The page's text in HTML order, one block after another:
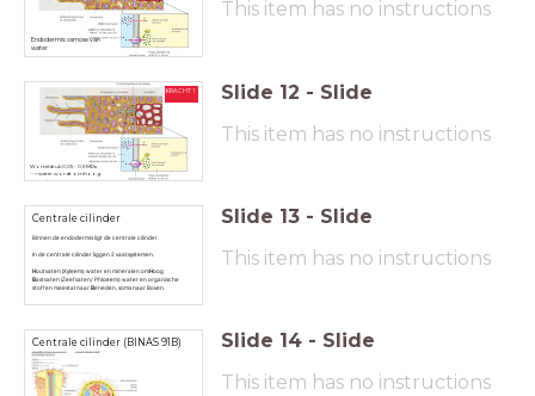
Endodermis: osmose van
water
This item has no instructions
Worteldruk 0,05 - 0,5 MPa
--> water wordt omhoog
geperst
KRACHT 1 Slide 12 - Slide
This item has no instructions
Centrale cilinder
Binnen de endodermis ligt de centrale cilinder.
In de centrale cilinder liggen 2 vaatsystemen:
Houtvaten (Xyleem): water en mineralen omHoog
Bastvaten (Zeefvaten/ Phloeem): water en organische
stoffen meestal naarBeneden, soms naar Boven.
Slide 13 - Slide
This item has no instructions
Centrale cilinder (BINAS 91B) Slide 14 - Slide
This item has no instructions